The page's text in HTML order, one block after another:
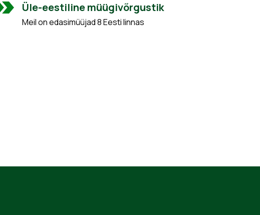
Üle-eestiline müügivõrgustik
Meil on edasimüüjad 8 Eesti linnas